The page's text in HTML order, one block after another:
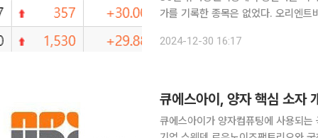
가를 기록한 종목은 없었다. 오리엔트바이오는 30.00% 오른 1547원에 마감했다. 이날 공조수사
리엔트바이오 주가가 상승한 것으로
2024-12-30 16:17
큐에스아이, 양자 핵심 소자
큐에스아이가 양자컴퓨팅에 사용되